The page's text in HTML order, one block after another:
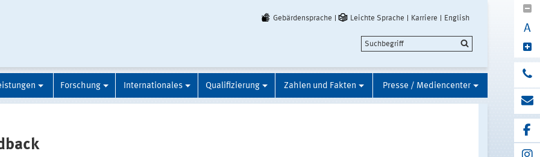
Gebärdensprache Leichte Sprache Karriere English
A
Forschung Internationales Qualifizierung Zahlen und Fakten Presse / Mediencenter